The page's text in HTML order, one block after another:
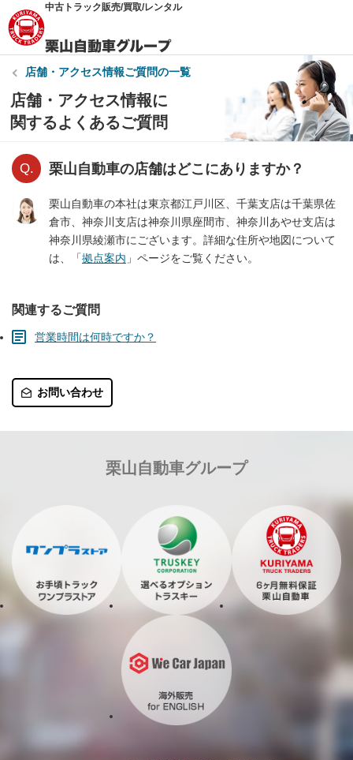
中古トラック販売/買取/レンタル
店舗・アクセス情報ご質問の一覧
店舗・アクセス情報に
関するよくあるご質問
栗山自動車の店舗はどこにありますか？
栗山自動車の本社は東京都江戸川区、千葉支店は千葉県佐
倉市、神奈川支店は神奈川県座間市、神奈川あやせ支店は
神奈川県綾瀬市にございます。詳細な住所や地図について
は、「拠点案内 」ページをご覧ください。
関連するご質問
営業時間は何時ですか？
お問い合わせ
栗山自動車グループ